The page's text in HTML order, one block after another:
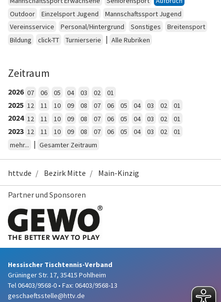
Outdoor
Einzelsport Jugend
Mannschaftssport Jugend
Vereinsservice
Personal/Hintergrund Sonstiges
Breitensport
Bildung
click-TT Turnierserie | Alle Rubriken
Zeitraum
2026 07 06 05 04 03 02 01
2025 12 11 10 09 08 07 06 05 04 03 02 01
2024 12 11 10 09 08 07 06 05 04 03 02 01
2023 12 11 10 09 08 07 06 05 04 03 02
01
mehr...
| Gesamter Zeitraum
httv.de Bezirk Mitte Main-Kinzig
Partner und Sponsoren
Hessischer Tischtennis-Verband
Grüninger Str. 17, 35415 Pohlheim
Tel 06403/9568-0 • Fax: 06403/9568-13
geschaeftsstelle@httv.de